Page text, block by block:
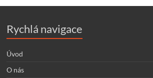
Rychlá navigace
Úvod
O nás